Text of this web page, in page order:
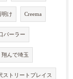
明け Creema
パーラー
翔んで埼玉
ストリートプレイス